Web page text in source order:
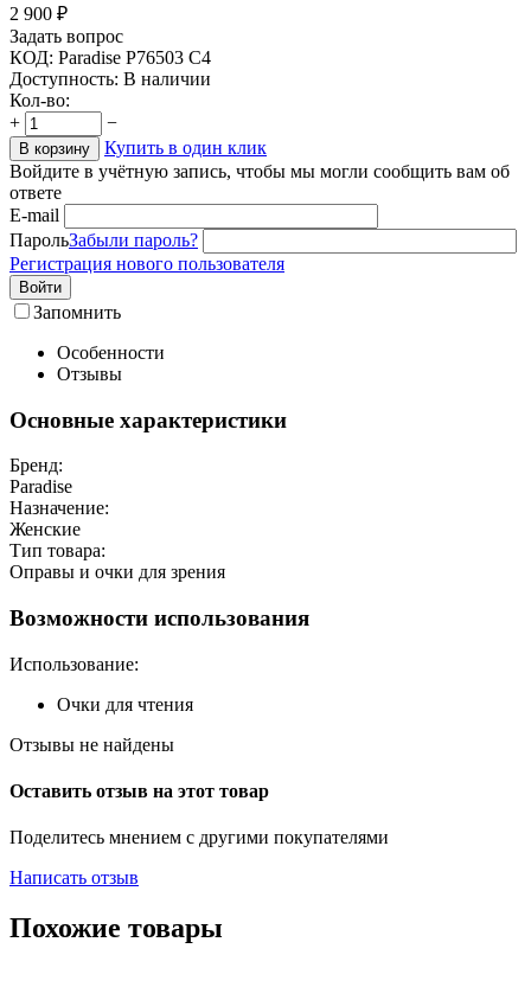
2 900 ₽
Задать вопрос
КОД: Paradise P76503 C4
Доступность: В наличии
Кол-во:
+
−
В корзину
Купить в один клик
Войдите в учётную запись, чтобы мы могли сообщить вам об
ответе
E-mail
ПарольЗабыли пароль?
Регистрация нового пользователя
Войти
Запомнить
Особенности
Отзывы
Основные характеристики
Бренд:
Paradise
Назначение:
Женские
Тип товара:
Оправы и очки для зрения
Возможности использования
Использование:
Очки для чтения
Отзывы не найдены
Оставить отзыв на этот товар
Поделитесь мнением с другими покупателями
Написать отзыв
Похожие товары